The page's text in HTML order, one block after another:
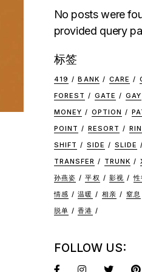
No posts were
provided query
标签
419 BANK CARE
FOREST
GATE GAY
MONEY
OPTION
POINT
RESORT
SHIFT
SIDE SLIDE
TRANSFER
TRUNK
孙燕姿
平权 影视 性
情感
温暖 相亲 窒息
脱单
香港
FOLLOW US: